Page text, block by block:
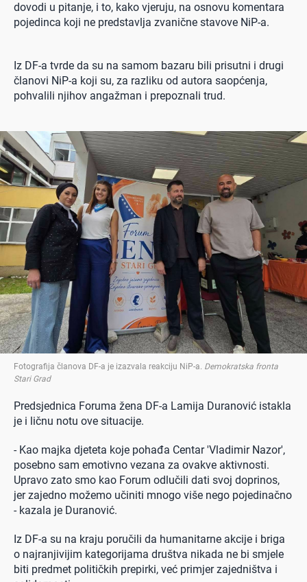
dovodi u pitanje, i to, kako vjeruju, na osnovu komentara
pojedinca koji ne predstavlja zvanične stavove NiP-a.
Iz DF-a tvrde da su na samom bazaru bili prisutni i drugi
članovi NiP-a koji su, za razliku od autora saopćenja,
pohvalili njihov angažman i prepoznali trud.
Fotografija članova DF-a je izazvala reakciju NiP-a. Demokratska fronta
Stari Grad
Predsjednica Foruma žena DF-a Lamija Duranović istakla
je i ličnu notu ove situacije.
- Kao majka djeteta koje pohađa Centar 'Vladimir Nazor',
posebno sam emotivno vezana za ovakve aktivnosti.
Upravo zato smo kao Forum odlučili dati svoj doprinos,
jer zajedno možemo učiniti mnogo više nego pojedinačno
- kazala je Duranović.
Iz DF-a su na kraju poručili da humanitarne akcije i briga
o najranjivijim kategorijama društva nikada ne bi smjele
biti predmet političkih prepirki, već primjer zajedništva i